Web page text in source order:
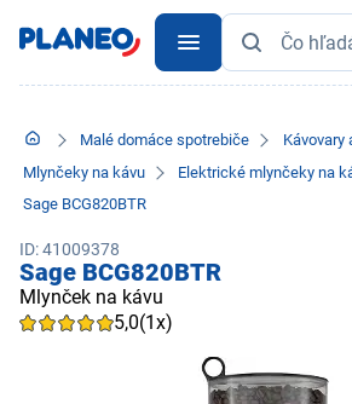
Malé domáce spotrebiče
Kávovary
Mlynčeky na kávu
Elektrické mlynčeky na
Sage BCG820BTR
ID: 41009378
Sage BCG820BTR
Mlynček na kávu
5,0(1x)